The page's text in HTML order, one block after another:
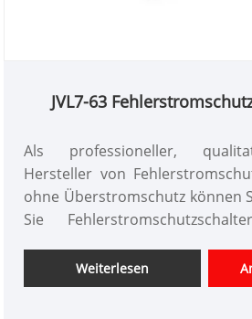
JVL7-63
Als professioneller,
Hersteller von
ohne Überstromschutz können
Sie
bieten Ihnen den besten
pünktliche Lieferung. Als
Weiterlesen